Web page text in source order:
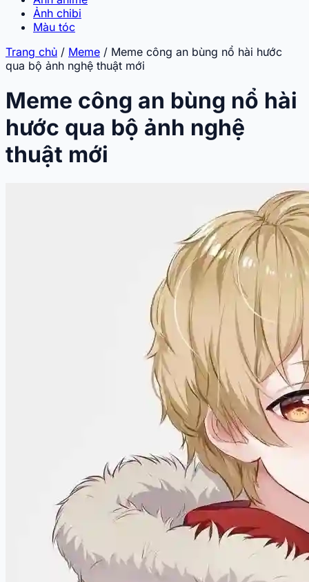
Ảnh chibi
Màu tóc
Trang chủ / Meme / Meme công an bùng nổ hài hước
qua bộ ảnh nghệ thuật mới
Meme công an bùng nổ hài
hước qua bộ ảnh nghệ
thuật mới